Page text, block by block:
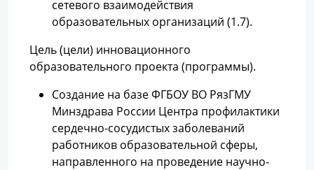
сетевого взаимодействия
образовательных организаций (1.7).
Цель (цели) инновационного
образовательного проекта (программы).
Создание на базе ФГБОУ ВО РязГМУ
Минздрава России Центра профилактики
сердечно-сосудистых заболеваний
работников образовательной сферы,
направленного на проведение научно-